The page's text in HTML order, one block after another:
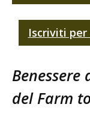
Iscriviti
del Farm